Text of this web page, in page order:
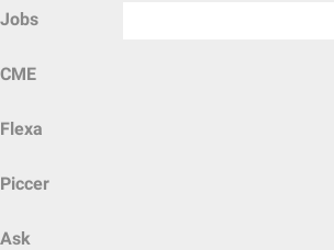
Jobs
CME
Flexa
Piccer
Ask